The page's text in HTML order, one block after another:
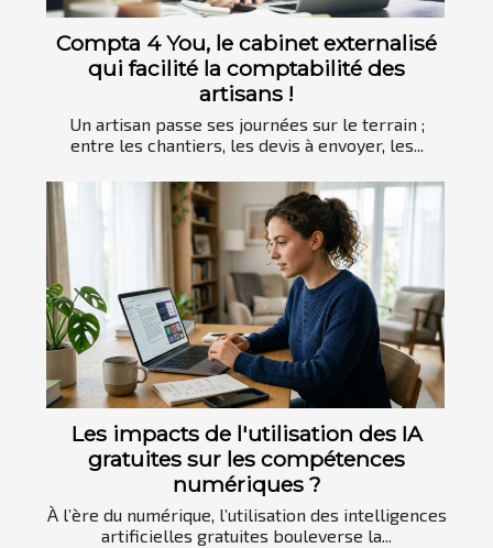
Compta 4 You, le cabinet externalisé
qui facilité la comptabilité des
artisans !
Un artisan passe ses journées sur le terrain ;
entre les chantiers, les devis à envoyer, les...
Les impacts de l'utilisation des IA
gratuites sur les compétences
numériques ?
À l’ère du numérique, l’utilisation des intelligences
artificielles gratuites bouleverse la...